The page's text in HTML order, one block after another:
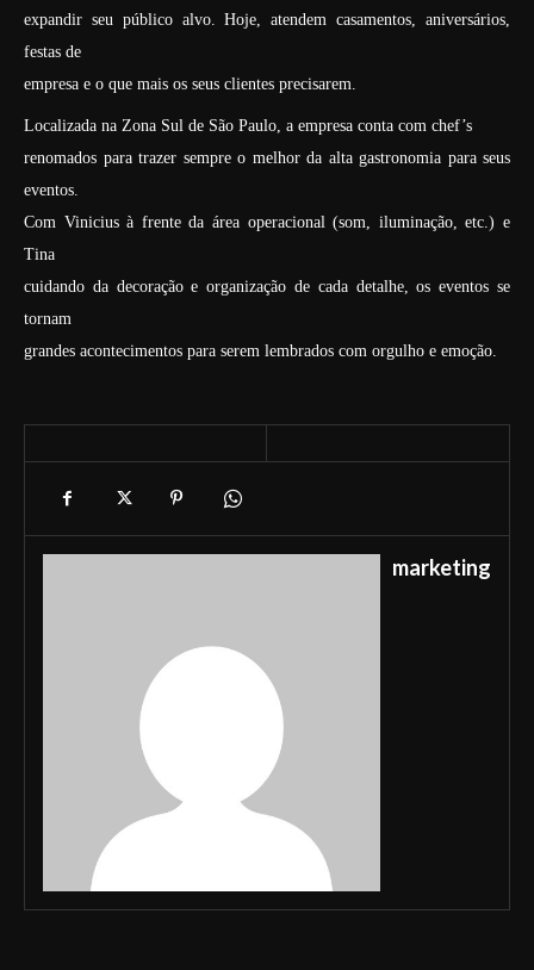
expandir seu público alvo. Hoje, atendem casamentos, aniversários,
festas de
empresa e o que mais os seus clientes precisarem.
Localizada na Zona Sul de São Paulo, a empresa conta com chef’s
renomados para trazer sempre o melhor da alta gastronomia para seus
eventos.
Com Vinicius à frente da área operacional (som, iluminação, etc.) e
Tina
cuidando da decoração e organização de cada detalhe, os eventos se
tornam
grandes acontecimentos para serem lembrados com orgulho e emoção.
marketing